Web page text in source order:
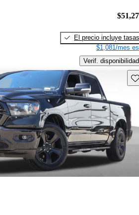
El precio incluye tasas
$1,081/mes
Verif. disponibilidad